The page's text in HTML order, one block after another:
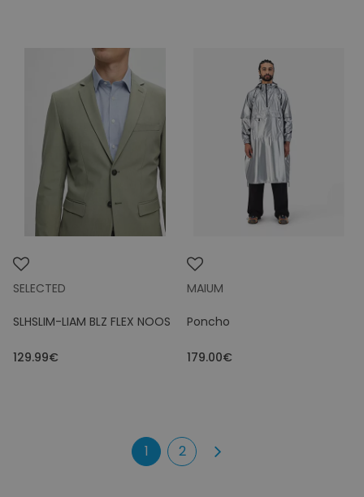
SELECTED
SLHSLIM-LIAM BLZ FLEX NOOS
129.99€
MAIUM
Poncho
179.00€
1 2